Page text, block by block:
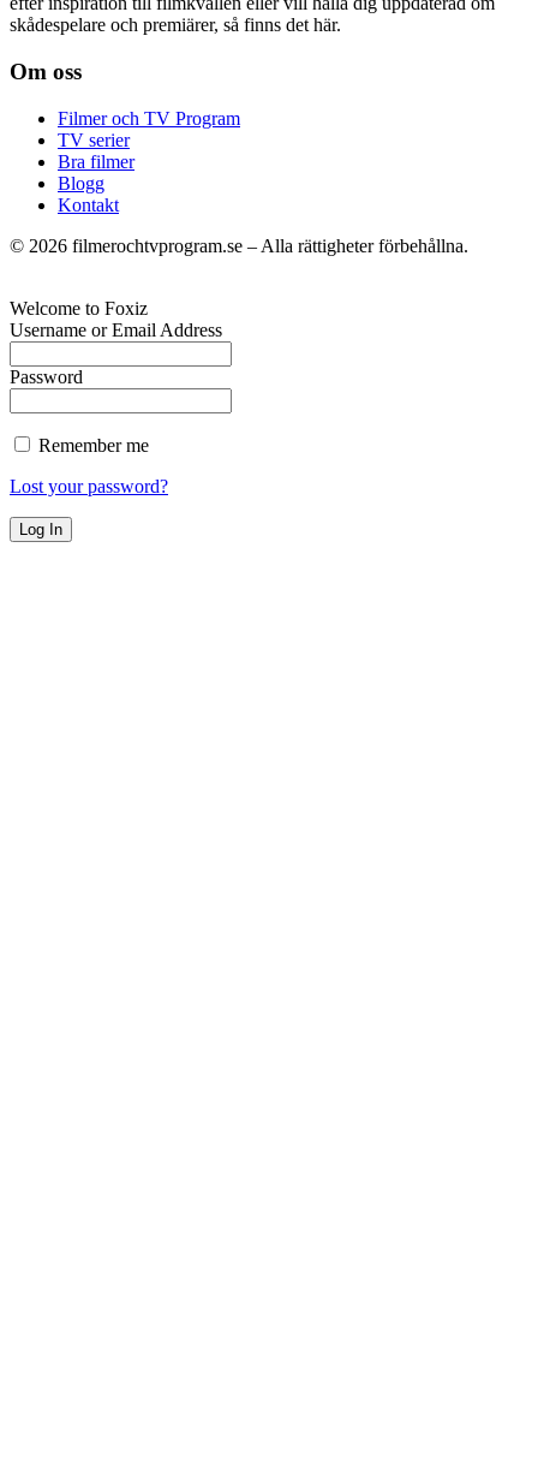
skådespelare och premiärer, så finns det här.
Om oss
Filmer och TV Program
TV serier
Bra filmer
Blogg
Kontakt
© 2026 filmerochtvprogram.se – Alla rättigheter förbehållna.
Welcome to Foxiz
Username or Email Address
Password
Remember me
Lost your password?